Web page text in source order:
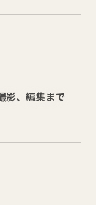
影、編集まで